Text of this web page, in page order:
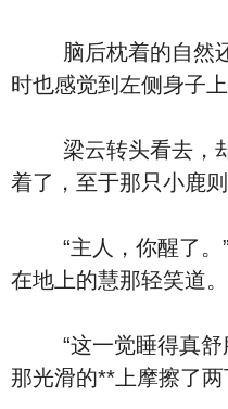
脑后枕着的自然还
时也感觉到左侧身子
梁云转头看去，却
着了，至于那只小鹿
“主人，你醒了。”
在地上的慧那轻笑道。
“这一觉睡得真舒
那光滑的**上摩擦了两